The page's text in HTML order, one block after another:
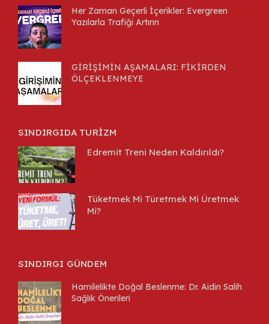
Her Zaman Geçerli İçerikler: Evergreen
Yazılarla Trafiği Artırın
GİRİŞİMİN AŞAMALARI: FİKİRDEN
ÖLÇEKLENMEYE
SINDIRGIDA TURİZM
Edremit Treni Neden Kaldırıldı?
Tüketmek Mi Türetmek Mi Üretmek
Mi?
SINDIRGI GÜNDEM
Hamilelikte Doğal Beslenme: Dr. Aidin Salih
Sağlık Önerileri